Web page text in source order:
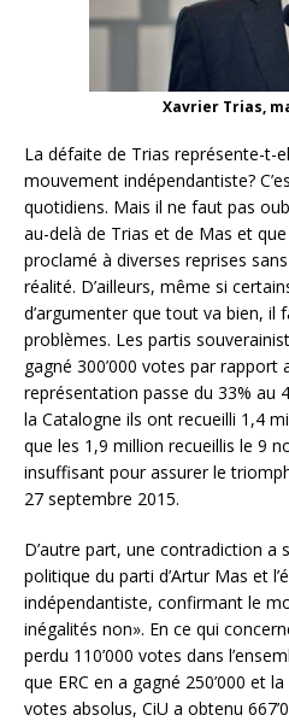
Xavrier Trias,
La défaite de Trias représente-t-
mouvement indépendantiste?
quotidiens. Mais il ne faut pas
au-delà de Trias et de Mas et
proclamé à diverses reprises
réalité. D’ailleurs, même si
d’argumenter que tout va bien, il
problèmes. Les partis
gagné 300’000 votes par
représentation passe du 33% au
la Catalogne ils ont recueilli 1,4
que les 1,9 million recueillis le 9
insuffisant pour assurer le
27 septembre 2015.
D’autre part, une contradiction a
politique du parti d’Artur Mas et
indépendantiste, confirmant le
inégalités non». En ce qui
perdu 110’000 votes dans
que ERC en a gagné 250’000 et
votes absolus, CiU a obtenu